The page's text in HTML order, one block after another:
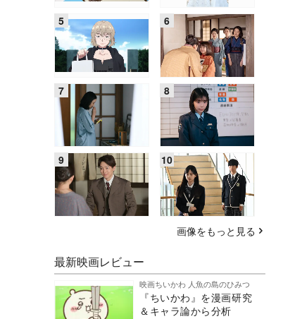
画像をもっと見る
最新映画レビュー
映画ちいかわ 人魚の島のひみつ
『ちいかわ』を漫画研究
＆キャラ論から分析